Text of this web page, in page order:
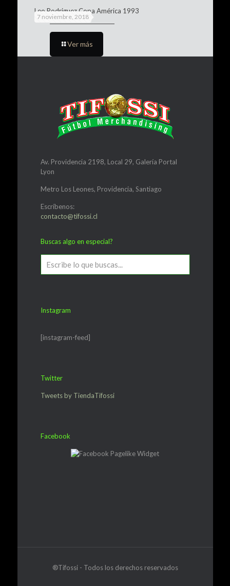
7 noviembre, 2018
Leo Rodriguez Copa América 1993
Ver más
Av. Providencia 2198, Local 29, Galería Portal
Lyon
Metro Los Leones, Providencia, Santiago
Escríbenos:
contacto@tifossi.cl
Buscas algo en especial?
Instagram
[instagram-feed]
Twitter
Tweets by TiendaTifossi
Facebook
®Tifossi - Todos los derechos reservados